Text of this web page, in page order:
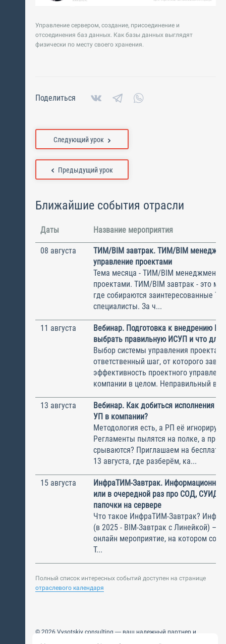
Управление сервером, создание, присоединение и
отсоединения баз данных. Как базы данных выглядят
физически по месту своего хранения.
Поделиться
Предыдущий урок
Следующий урок
Ближайшие события отрасли
Даты Название мероприятия
08 августа
ТИМ/BIM завтрак. ТИМ/BIM
управление проектами
Тема месяца - ТИМ/BIM менеджмент и
проектами. ТИМ/BIM завтрак - это
где собираются заинтересованные
специалисты. За ч...
11 августа
Вебинар. Подготовка к внедрению
выбрать правильную ИСУП и что для
Выбор системы управления
ответственный шаг, от которого
эффективность проектного
компании в целом. Неправильный
13 августа
Вебинар. Как добиться исполнения
УП в компании?
Методология есть, а РП её
Регламенты пылятся на полке, а
срываются? Приглашаем на
13 августа, где разберём, ка...
15 августа
ИнфраТИМ-Завтрак.
или в очередной раз про СОД, СУИД и
папочки на сервере
Что такое ИнфраТИМ-Завтрак?
(в 2025 - BIM-Завтрак с Линейкой) –
онлайн мероприятие, на котором
Т...
Полный список интересных событий доступен на странице
отраслевого календаря
© 2026 Vysotskiy consulting — ваш надежный партнер и